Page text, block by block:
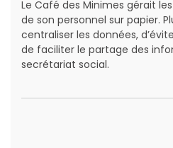
Le Café des Minimes gérait
de son personnel sur papier.
centraliser les données,
de faciliter le partage des
secrétariat social.